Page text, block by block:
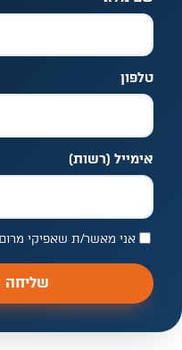
טלפון
אימייל (רשות)
אני מאשר/ת שאפיקי מרום
שליחה